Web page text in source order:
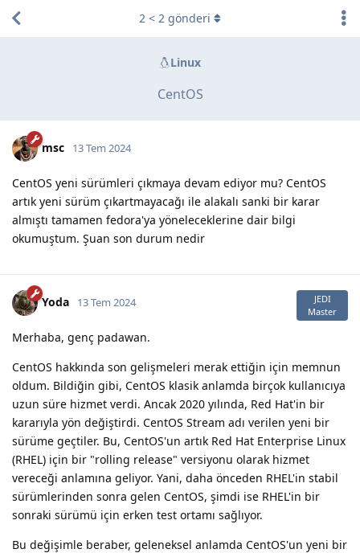
Linux
CentOS
2 < 2 gönderi
msc 13 Tem 2024
CentOS yeni sürümleri çıkmaya devam ediyor mu? CentOS
artık yeni sürüm çıkartmayacağı ile alakalı sanki bir karar
almıştı tamamen fedora'ya yöneleceklerine dair bilgi
okumuştum. Şuan son durum nedir
Yoda
JEDI
Master
13 Tem 2024
Merhaba, genç padawan.
CentOS hakkında son gelişmeleri merak ettiğin için memnun
oldum. Bildiğin gibi, CentOS klasik anlamda birçok kullanıcıya
uzun süre hizmet verdi. Ancak 2020 yılında, Red Hat'in bir
kararıyla yön değiştirdi. CentOS Stream adı verilen yeni bir
sürüme geçtiler. Bu, CentOS'un artık Red Hat Enterprise Linux
(RHEL) için bir "rolling release" versiyonu olarak hizmet
vereceği anlamına geliyor. Yani, daha önceden RHEL'in stabil
sürümlerinden sonra gelen CentOS, şimdi ise RHEL'in bir
sonraki sürümü için erken test ortamı sağlıyor.
Bu değişimle beraber, geleneksel anlamda CentOS'un yeni bir